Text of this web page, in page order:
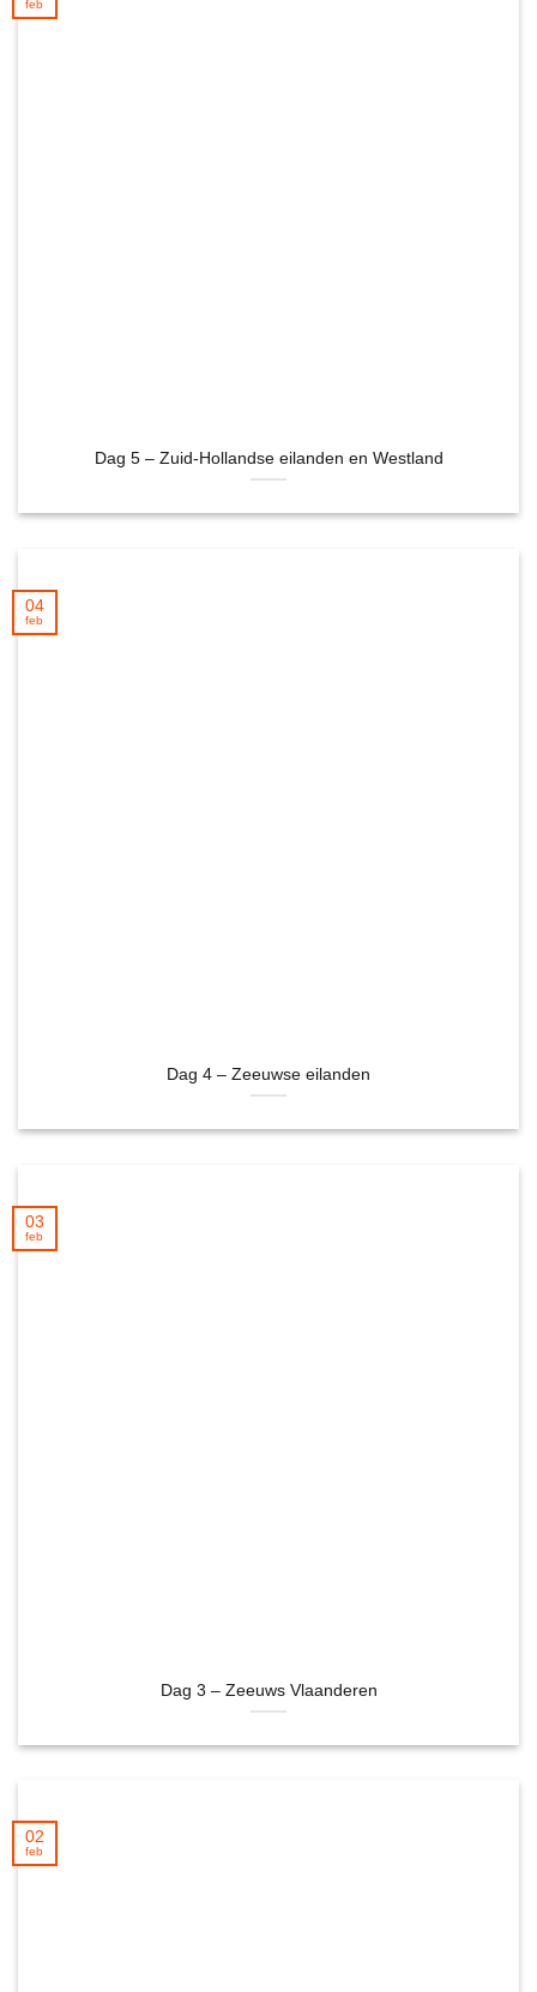
Dag 5 – Zuid-Hollandse eilanden en Westland
feb
Dag 4 – Zeeuwse eilanden
04
feb
Dag 3 – Zeeuws Vlaanderen
03
feb
02
feb